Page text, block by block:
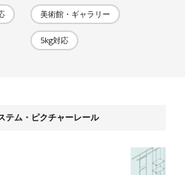
美術館・ギャラリー
5kg対応
テム・ピクチャーレール